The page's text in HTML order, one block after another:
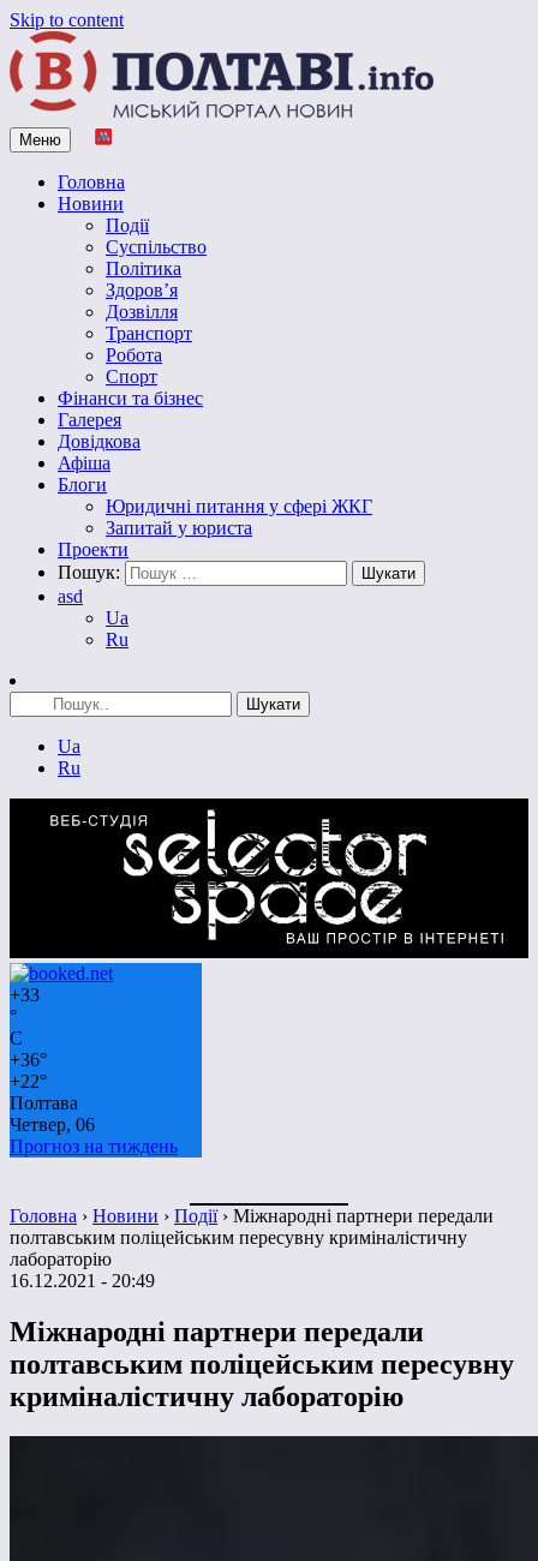
Skip to content
Vpoltave.info
Полтавський портал новин
Меню
Головна
Новини
Події
Суспільство
Політика
Здоров’я
Дозвілля
Транспорт
Робота
Спорт
Фінанси та бізнес
Галерея
Довідкова
Афіша
Блоги
Юридичні питання у сфері ЖКГ
Запитай у юриста
Проекти
Пошук:
asd
Ua
Ru
Ua
Ru
+33
°
C
+36°
+22°
Полтава
Четвер, 06
Прогноз на тиждень
Головна › Новини › Події› Міжнародні партнери передали
полтавським поліцейським пересувну криміналістичну
лабораторію
16.12.2021 - 20:49
Міжнародні партнери передали
полтавським поліцейським пересувну
криміналістичну лабораторію